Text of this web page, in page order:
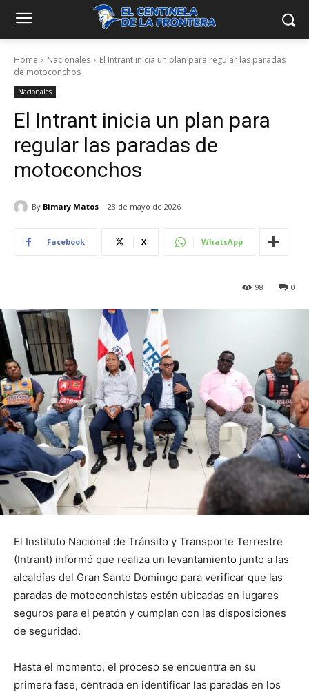
Home Nacionales
El Intrant inicia un plan para regular las paradas
de motoconchos
Nacionales
El Intrant inicia un plan para
regular las paradas de
motoconchos
By Bimary Matos 28 de mayo de 2026
Facebook X WhatsApp
0
98
El Instituto Nacional de Tránsito y Transporte Terrestre
(Intrant) informó que realiza un levantamiento junto a las
alcaldías del Gran Santo Domingo para verificar que las
paradas de motoconchistas estén ubicadas en lugares
seguros para el peatón y cumplan con las disposiciones
de seguridad.
Hasta el momento, el proceso se encuentra en su
primera fase, centrada en identificar las paradas en los